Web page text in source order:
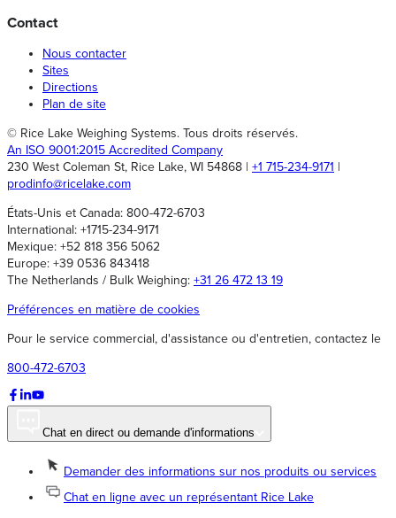
Contact
Nous contacter
Sites
Directions
Plan de site
© Rice Lake Weighing Systems. Tous droits réservés.
An ISO 9001:2015 Accredited Company
230 West Coleman St, Rice Lake, WI 54868 | +1 715-234-9171 |
prodinfo@ricelake.com
États-Unis et Canada: 800-472-6703
International: +1715-234-9171
Mexique: +52 818 356 5062
Europe: +39 0536 843418
The Netherlands / Bulk Weighing: +31 26 472 13 19
Préférences en matière de cookies
Pour le service commercial, d'assistance ou d'entretien, contactez le
800-472-6703
Chat en direct ou demande d'informations
Demander des informations sur nos produits ou services
Chat en ligne avec un représentant Rice Lake